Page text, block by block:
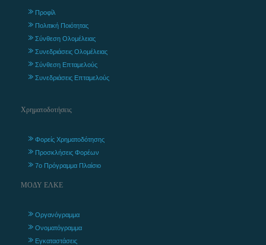
Προφίλ
Πολιτική Ποιότητας
Σύνθεση Ολομέλειας
Συνεδριάσεις Ολομέλειας
Σύνθεση Επταμελούς
Συνεδριάσεις Επταμελούς
Χρηματοδοτήσεις
Φορείς Χρηματοδότησης
Προσκλήσεις Φορέων
7ο Πρόγραμμα Πλαίσιο
ΜΟΔΥ ΕΛΚΕ
Οργανόγραμμα
Ονοματόγραμμα
Εγκαταστάσεις